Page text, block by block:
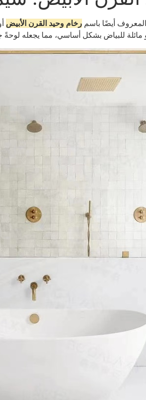
أيضًا باسم رخام وحيد القرن الأبيض
مائلة للبياض بشكل أساسي، مما يجعله لوحةً